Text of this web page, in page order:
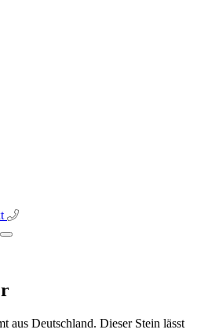
aus Deutschland. Dieser Stein lässt